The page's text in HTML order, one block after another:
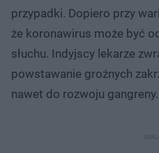
przypadki. Dopiero przy
że koronawirus może być
słuchu. Indyjscy lekarze
powstawanie groźnych
nawet do rozwoju gangreny.